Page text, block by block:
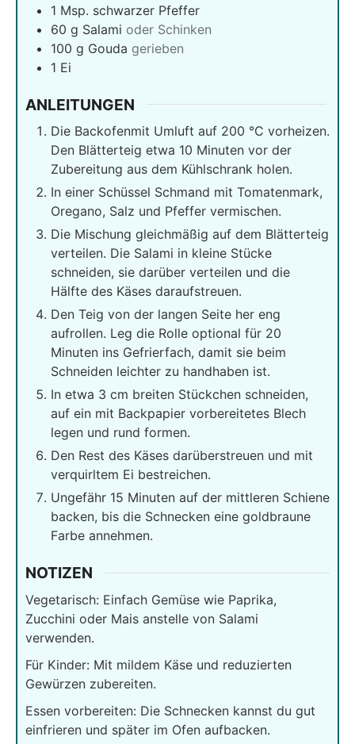
1 Msp. schwarzer Pfeffer
60 g Salami oder Schinken
100 g Gouda gerieben
1 Ei
ANLEITUNGEN
Die Backofenmit Umluft auf 200 °C vorheizen.
Den Blätterteig etwa 10 Minuten vor der
Zubereitung aus dem Kühlschrank holen.
In einer Schüssel Schmand mit Tomatenmark,
Oregano, Salz und Pfeffer vermischen.
Die Mischung gleichmäßig auf dem Blätterteig
verteilen. Die Salami in kleine Stücke
schneiden, sie darüber verteilen und die
Hälfte des Käses daraufstreuen.
Den Teig von der langen Seite her eng
aufrollen. Leg die Rolle optional für 20
Minuten ins Gefrierfach, damit sie beim
Schneiden leichter zu handhaben ist.
In etwa 3 cm breiten Stückchen schneiden,
auf ein mit Backpapier vorbereitetes Blech
legen und rund formen.
Den Rest des Käses darüberstreuen und mit
verquirltem Ei bestreichen.
Ungefähr 15 Minuten auf der mittleren Schiene
backen, bis die Schnecken eine goldbraune
Farbe annehmen.
NOTIZEN
Vegetarisch: Einfach Gemüse wie Paprika,
Zucchini oder Mais anstelle von Salami
verwenden.
Für Kinder: Mit mildem Käse und reduzierten
Gewürzen zubereiten.
Essen vorbereiten: Die Schnecken kannst du gut
einfrieren und später im Ofen aufbacken.